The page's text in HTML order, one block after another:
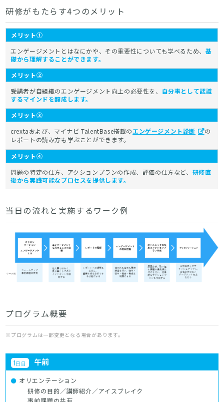
研修がもたらす4つのメリット
メリット①
エンゲージメントとはなにかや、その重要性についても学べるため、 基
礎から理解することができます。
メリット②
受講者が自組織のエンゲージメント向上の必要性を、 自分事として認識
するマインドを醸成します。
メリット③
crextaおよび、マイナビ TalentBase搭載のエンゲージメント診断
の
レポートの読み方も学ぶことができます。
メリット④
問題の特定の仕方、アクションプランの作成、評価の仕方など、 研修直
後から実践可能なプロセスを提供します。
当日の流れと実施するワーク例
プログラム概要
※プログラムは一部変更となる場合があります。
1日目 午前
オリエンテーション
研修の目的／講師紹介／アイスブレイク
事前課題の共有